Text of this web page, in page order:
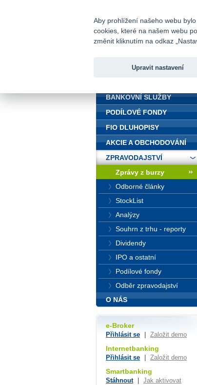
Fio
BANKOVNÍ SLUŽBY
PODÍLOVÉ FONDY
FIO DLUHOPISY
AKCIE A OBCHODOVÁNÍ
ZPRAVODAJSTVÍ
Zprávy z burzy
Odborné články
StockList
Analýzy
Souhrn z trhu - reporty
Dividendy
IPO a ostatní
Podílové fondy
Odběr zpravodajství
O NÁS
e-Broker
Přihlásit se Založit demo
Internetbanking
Přihlásit se Založit demo
Smartbanking
Stáhnout Jak aktivovat
Aby prohlížení našeho webu
cookies, které na našem webu
změnit kliknutím na odkaz
Upravit nastavení